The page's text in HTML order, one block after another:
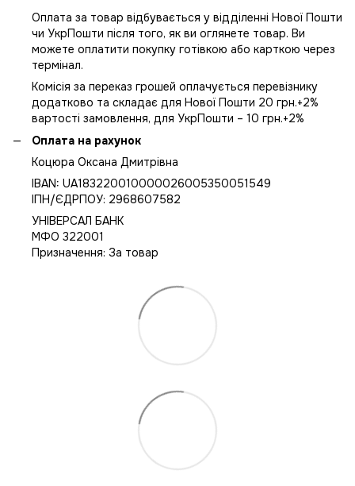
Оплата за товар відбувається у відділенні Нової Пошти
чи УкрПошти після того, як ви оглянете товар. Ви
можете оплатити покупку готівкою або карткою через
термінал.
Комісія за переказ грошей оплачується перевізнику
додатково та складає для Нової Пошти 20 грн.+2%
вартості замовлення, для УкрПошти – 10 грн.+2%
Оплата на рахунок
Коцюра Оксана Дмитрівна
IBAN: UA183220010000026005350051549
IПН/ЄДРПОУ: 2968607582
УНІВЕРСАЛ БАНК
МФО 322001
Призначення: За товар